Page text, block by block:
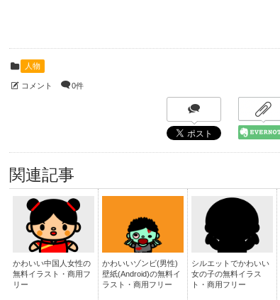
人物
コメント 0件
関連記事
かわいい中国人女性の
無料イラスト・商用フ
リー
かわいいゾンビ(男性)
壁紙(Android)の無料イ
ラスト・商用フリー
シルエットでかわいい
女の子の無料イラス
ト・商用フリー